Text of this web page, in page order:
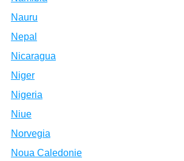
Nauru
Nepal
Nicaragua
Niger
Nigeria
Niue
Norvegia
Noua Caledonie